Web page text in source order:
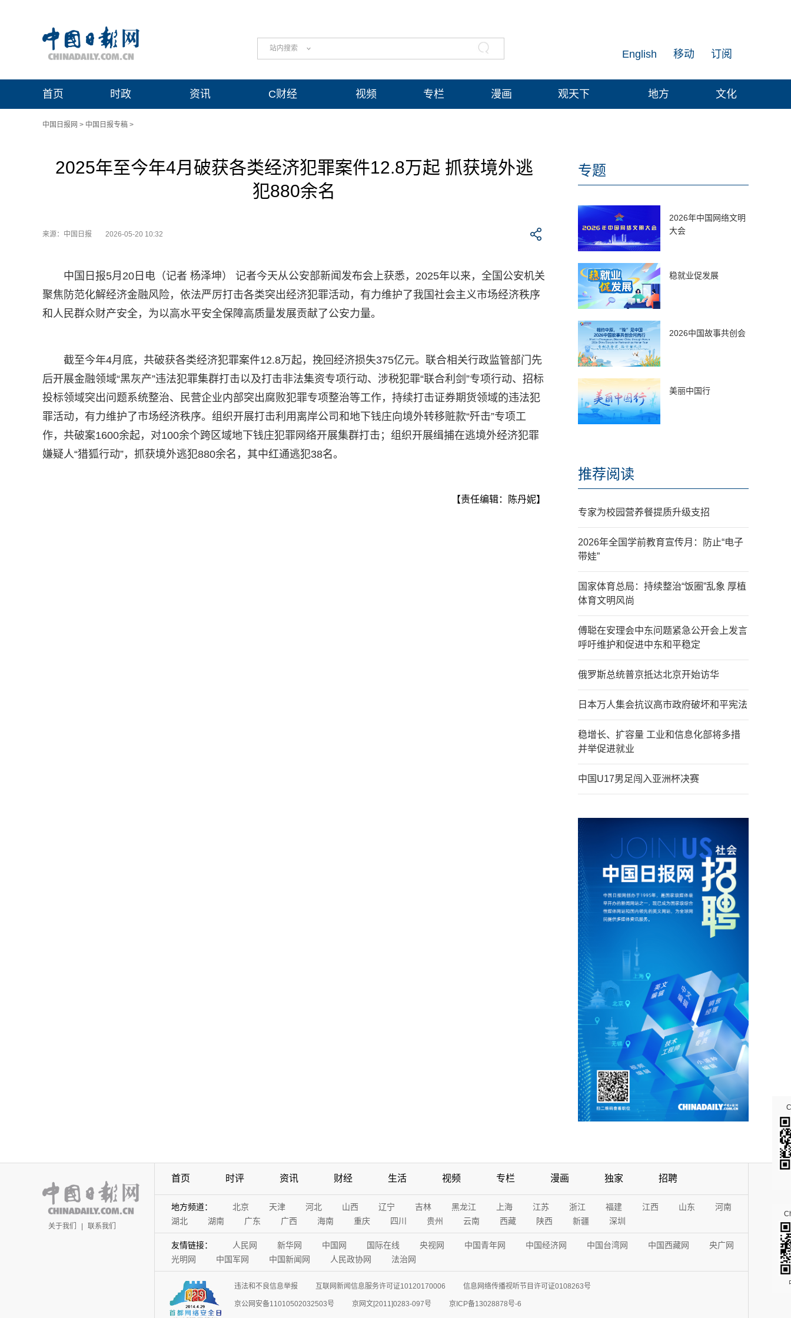
站内搜索 订阅
移动
English
首页 时政 资讯 C财经 视频 专栏 漫画 观天下 地方 文化
中国日报网 > 中国日报专稿 >
2025年至今年4月破获各类经济犯罪案件12.8万起 抓获境外逃
犯880余名
来源：中国日报 2026-05-20 10:32
中国日报5月20日电（记者 杨泽坤） 记者今天从公安部新闻发布会上获悉，2025年以来，全国公安机关
聚焦防范化解经济金融风险，依法严厉打击各类突出经济犯罪活动，有力维护了我国社会主义市场经济秩序
和人民群众财产安全，为以高水平安全保障高质量发展贡献了公安力量。
截至今年4月底，共破获各类经济犯罪案件12.8万起，挽回经济损失375亿元。联合相关行政监管部门先
后开展金融领域“黑灰产”违法犯罪集群打击以及打击非法集资专项行动、涉税犯罪“联合利剑”专项行动、招标
投标领域突出问题系统整治、民营企业内部突出腐败犯罪专项整治等工作，持续打击证券期货领域的违法犯
罪活动，有力维护了市场经济秩序。组织开展打击利用离岸公司和地下钱庄向境外转移赃款“歼击”专项工
作，共破案1600余起，对100余个跨区域地下钱庄犯罪网络开展集群打击；组织开展缉捕在逃境外经济犯罪
嫌疑人“猎狐行动”，抓获境外逃犯880余名，其中红通逃犯38名。
【责任编辑：陈丹妮】
专题
2026年中国网络文明
大会
稳就业促发展
2026中国故事共创会
美丽中国行
推荐阅读
专家为校园营养餐提质升级支招
2026年全国学前教育宣传月：防止“电子
带娃”
国家体育总局：持续整治“饭圈”乱象 厚植
体育文明风尚
傅聪在安理会中东问题紧急公开会上发言
呼吁维护和促进中东和平稳定
俄罗斯总统普京抵达北京开始访华
日本万人集会抗议高市政府破坏和平宪法
稳增长、扩容量 工业和信息化部将多措
并举促进就业
中国U17男足闯入亚洲杯决赛
关于我们 | 联系我们
首页 时评 资讯 财经 生活 视频 专栏 漫画 独家 招聘
地方频道： 北京 天津 河北 山西 辽宁 吉林 黑龙江 上海 江苏 浙江 福建 江西 山东
河南
湖北
湖南 广东 广西 海南 重庆 四川 贵州 云南 西藏 陕西 新疆 深圳
友情链接： 人民网 新华网 中国网 国际在线 央视网 中国青年网 中国经济网 中国台湾网 中国西藏网
央广网
光明网
中国军网 中国新闻网 人民政协网 法治网
违法和不良信息举报 互联网新闻信息服务许可证10120170006 信息网络传播视听节目许可证0108263号
京公网安备11010502032503号 京网文[2011]0283-097号 京ICP备13028878号-6